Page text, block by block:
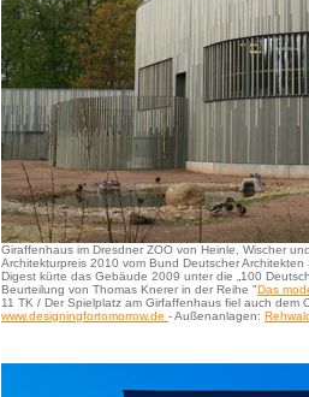
Giraffenhaus im Dresdner ZOO von Heinle, Wischer
Architekturpreis 2010 vom Bund Deutscher
Digest kürte das Gebäude 2009 unter die „100
Beurteilung von Thomas Knerer in der Reihe "Das
11 TK / Der Spielplatz am Girfaffenhaus fiel auch dem
www.designingfortomorrow.de - Außenanlagen: